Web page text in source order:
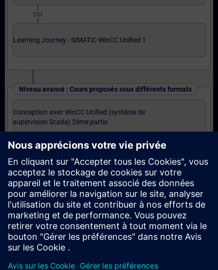
OU
Learning Journey - SIMATIC WinCC Unified 1
Niveau avancé : Cours proposés sous différents formats
Conception avec WinCC Unified (système de
supervision Scada) 2ème partie
OU
Conception avec WinCC Unified (système de
supervision Scada) 2ème partie (Formation à
distance)
OU
Base JavaScript pour WinCC Unified (Formation à
distance)